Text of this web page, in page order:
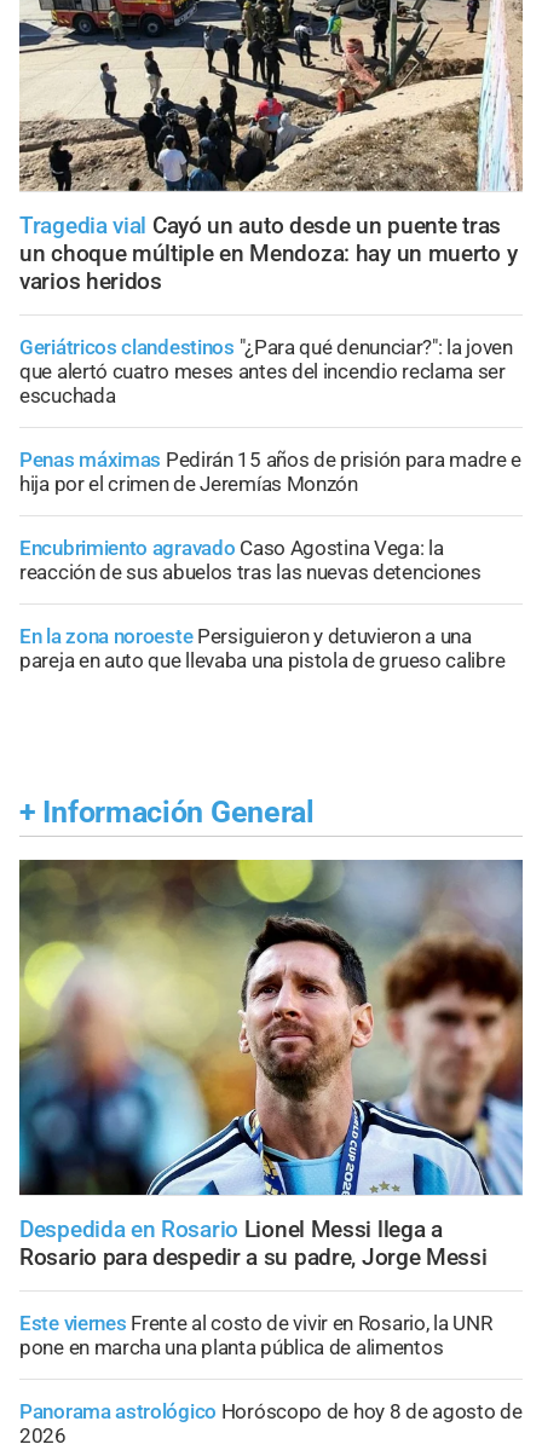
Tragedia vial Cayó un auto desde un puente tras
un choque múltiple en Mendoza: hay un muerto y
varios heridos
Geriátricos clandestinos "¿Para qué denunciar?": la joven
que alertó cuatro meses antes del incendio reclama ser
escuchada
Penas máximas Pedirán 15 años de prisión para madre e
hija por el crimen de Jeremías Monzón
Encubrimiento agravado Caso Agostina Vega: la
reacción de sus abuelos tras las nuevas detenciones
En la zona noroeste Persiguieron y detuvieron a una
pareja en auto que llevaba una pistola de grueso calibre
+ Información General
Despedida en Rosario Lionel Messi llega a
Rosario para despedir a su padre, Jorge Messi
Este viernes Frente al costo de vivir en Rosario, la UNR
pone en marcha una planta pública de alimentos
Panorama astrológico Horóscopo de hoy 8 de agosto de
2026